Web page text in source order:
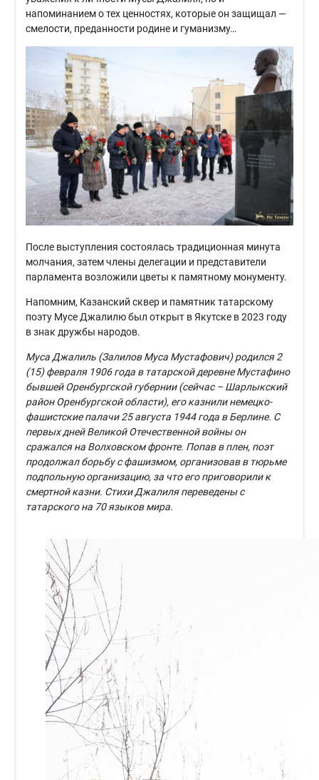
напоминанием о тех ценностях, которые он защищал —
смелости, преданности родине и гуманизму…
После выступления состоялась традиционная минута
молчания, затем члены делегации и представители
парламента возложили цветы к памятному монументу.
Напомним, Казанский сквер и памятник татарскому
поэту Мусе Джалилю был открыт в Якутске в 2023 году
в знак дружбы народов.
Муса Джалиль (Залилов Муса Мустафович) родился 2
(15) февраля 1906 года в татарской деревне Мустафино
бывшей Оренбургской губернии (сейчас – Шарлыкский
район Оренбургской области), его казнили немецко-
фашистские палачи 25 августа 1944 года в Берлине. С
первых дней Великой Отечественной войны он
сражался на Волховском фронте. Попав в плен, поэт
продолжал борьбу с фашизмом, организовав в тюрьме
подпольную организацию, за что его приговорили к
смертной казни. Стихи Джалиля переведены с
татарского на 70 языков мира.